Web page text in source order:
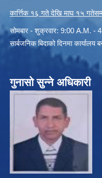
कार्त्तिक १६ गते देखि माघ १५
सोमबार - शुक्रवार: 9:00 A.M. -
सार्बजनिक बिदाको दिनमा कार्यालय
गुनासो सुन्ने अधिकारी